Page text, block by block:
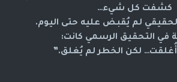
كشفت كل شيء…
لم يُقبض عليه حتى اليوم.
في التحقيق الرسمي كانت:
لكن الخطر لم يُغلق.”